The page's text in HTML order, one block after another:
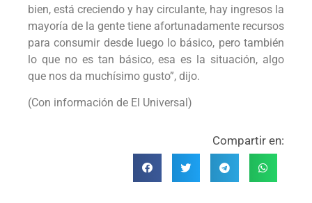
bien, está creciendo y hay circulante, hay ingresos la
mayoría de la gente tiene afortunadamente recursos
para consumir desde luego lo básico, pero también
lo que no es tan básico, esa es la situación, algo
que nos da muchísimo gusto”, dijo.
(Con información de El Universal)
Compartir en: